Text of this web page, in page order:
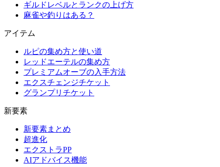
ギルドレベルとランクの上げ方
麻雀や釣りはある？
アイテム
ルピの集め方と使い道
レッドエーテルの集め方
プレミアムオーブの入手方法
エクスチェンジチケット
グランプリチケット
新要素
新要素まとめ
超進化
エクストラPP
AIアドバイス機能